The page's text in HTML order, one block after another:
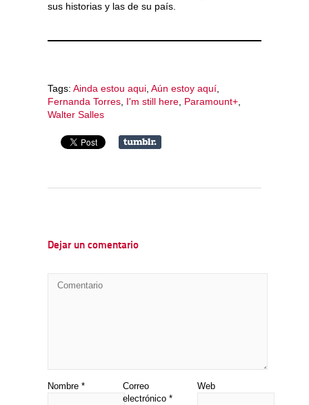
sus historias y las de su país.
Tags: Ainda estou aqui, Aún estoy aquí,
Fernanda Torres, I'm still here, Paramount+,
Walter Salles
Dejar un comentario
Nombre *
Correo
electrónico *
Web